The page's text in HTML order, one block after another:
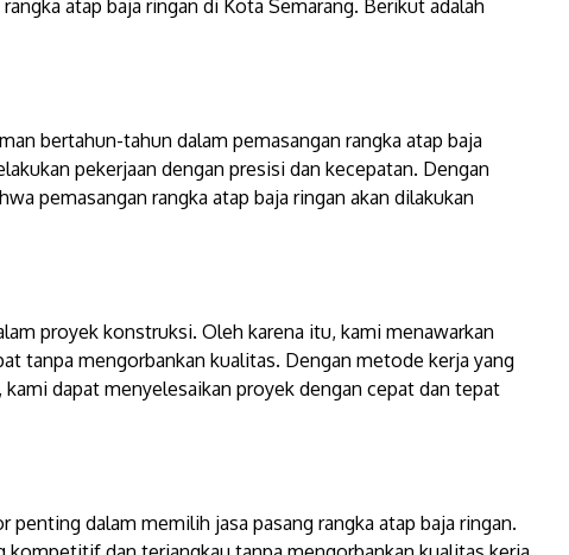
atap baja ringan di Kota Semarang. Berikut adalah
bertahun-tahun dalam pemasangan rangka atap baja
pekerjaan dengan presisi dan kecepatan. Dengan
pemasangan rangka atap baja ringan akan dilakukan
proyek konstruksi. Oleh karena itu, kami menawarkan
tanpa mengorbankan kualitas. Dengan metode kerja yang
dapat menyelesaikan proyek dengan cepat dan tepat
penting dalam memilih jasa pasang rangka atap baja ringan.